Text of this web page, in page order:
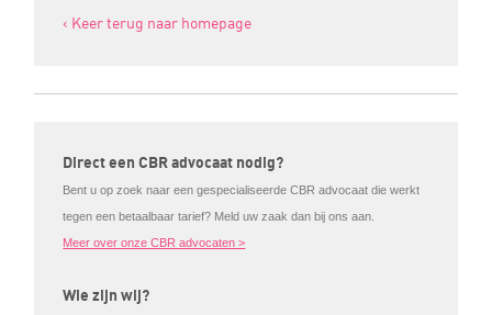
‹ Keer terug naar homepage
Direct een CBR advocaat nodig?
Bent u op zoek naar een gespecialiseerde CBR advocaat die werkt
tegen een betaalbaar tarief? Meld uw zaak dan bij ons aan.
Meer over onze CBR advocaten >
Wie zijn wij?